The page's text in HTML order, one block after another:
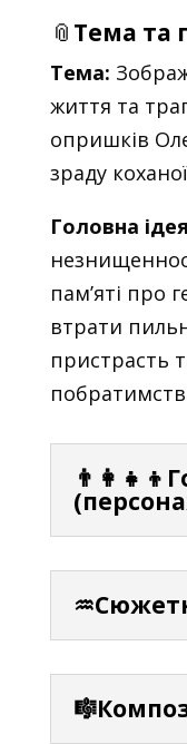
📎 Тема та
Тема:
життя та
опришків
зраду
Головна
пам’яті про
втрати
пристрасть